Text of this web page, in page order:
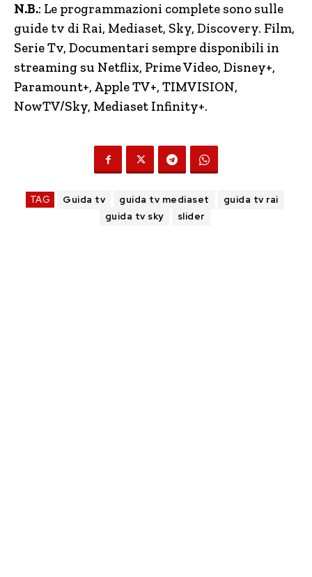
N.B.: Le programmazioni complete sono sulle
guide tv di Rai, Mediaset, Sky, Discovery. Film,
Serie Tv, Documentari sempre disponibili in
streaming su Netflix, Prime Video, Disney+,
Paramount+, Apple TV+, TIMVISION,
NowTV/Sky, Mediaset Infinity+.
TAG Guida tv guida tv mediaset
guida tv rai
guida tv sky
slider